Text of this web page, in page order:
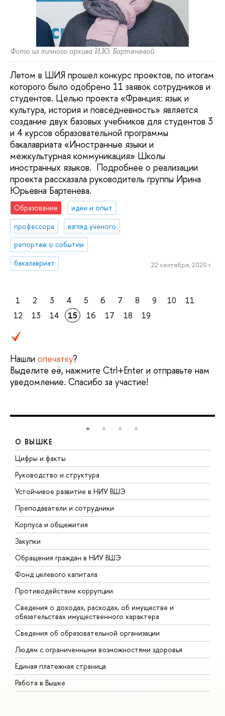
Фото из личного архива И.Ю. Бартеневой
Летом в ШИЯ прошел конкурс проектов, по итогам
которого было одобрено 11 заявок сотрудников и
студентов. Целью проекта «Франция: язык и
культура, история и повседневность» является
создание двух базовых учебников для студентов 3
и 4 курсов образовательной программы
бакалавриата «Иностранные языки и
межкультурная коммуникация» Школы
иностранных языков. Подробнее о реализации
проекта рассказала руководитель группы Ирина
Юрьевна Бартенева.
Образование
идеи и опыт
профессора
взгляд ученого
репортаж о событии
бакалавриат
22 сентября, 2020 г.
1 2 3 4 5 6 7 8 9 10
11
12
13 14 15 16 17 18 19
Нашли опечатку?
Выделите её, нажмите Ctrl+Enter и отправьте нам
уведомление. Спасибо за участие!
О ВЫШКЕ
Цифры и факты
Руководство и структура
Устойчивое развитие в НИУ ВШЭ
Преподаватели и сотрудники
Корпуса и общежития
Закупки
Обращения граждан в НИУ ВШЭ
Фонд целевого капитала
Противодействие коррупции
Сведения о доходах, расходах, об имуществе и
обязательствах имущественного характера
Сведения об образовательной организации
Людям с ограниченными возможностями здоровья
Единая платежная страница
Работа в Вышке